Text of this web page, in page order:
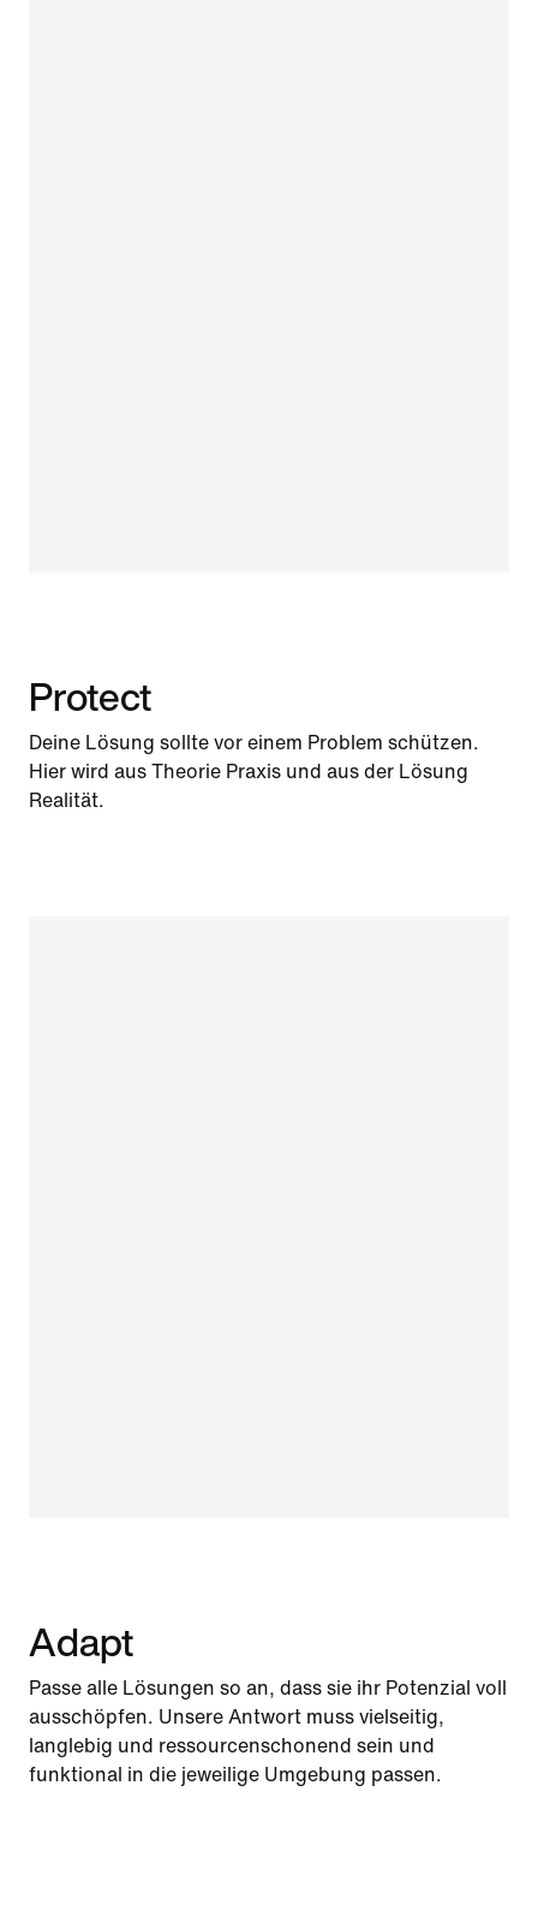
Protect
Deine Lösung sollte vor einem Problem schützen.
Hier wird aus Theorie Praxis und aus der Lösung
Realität.
Adapt
Passe alle Lösungen so an, dass sie ihr Potenzial voll
ausschöpfen. Unsere Antwort muss vielseitig,
langlebig und ressourcenschonend sein und
funktional in die jeweilige Umgebung passen.